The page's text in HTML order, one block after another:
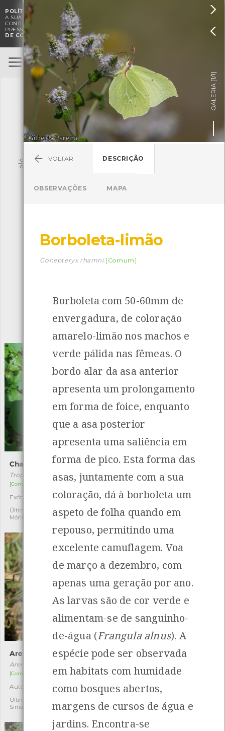
POLÍTICA DE COOKIES. O CMIA UTILIZA COOKIES PARA MELHORAR
A SUA EXPERIÊNCIA DE NAVEGAÇÃO E PARA FINS ESTATÍSTICOS.
CONTINUAÇÃO DA UTILIZAÇÃO DESTE WEBSITE E SERVIÇOS
PRESSUPÕE A ACEITAÇÃO DA UTILIZAÇÃO DE COOKIES.
DE COOKIES

BioRegisto
TERMOS DE UTILIZAÇÃO
SUBMETER OBSERVAÇÃO
Pesquisa
Descarregar a app BioRegisto
Espécies 4839Observações
Chagas
Tropaeolum majus
[Comum]
Exótica invasora
Última observação por:
Mónica Rocha
1
Botão-azul
Jasione montana
Autóctone
Última observação por:
Mónica Rocha
Arenária
Arenaria montana
[Comum]
Autóctone
Última observação por:
Simão Sá
3
Sobreiro
[Comum]
Autóctone
Simão Sá


GALERIA [
1/1
]
VOLTAR DESCRIÇÃO
OBSERVAÇÕES MAPA
Borboleta-limão
Gonepteryx rhamni [Comum]
Borboleta com 50-60mm de
envergadura, de coloração
amarelo-limão nos machos e
verde pálida nas fêmeas. O
bordo alar da asa anterior
apresenta um prolongamento
em forma de foice, enquanto
que a asa posterior
apresenta uma saliência em
forma de pico. Esta forma das
asas, juntamente com a sua
coloração, dá à borboleta um
aspeto de folha quando em
repouso, permitindo uma
excelente camuflagem. Voa
de março a dezembro, com
apenas uma geração por ano.
As larvas são de cor verde e
alimentam-se de sanguinho-
de-água (Frangula alnus). A
espécie pode ser observada
em habitats com humidade
como bosques abertos,
margens de cursos de água e
jardins. Encontra-se